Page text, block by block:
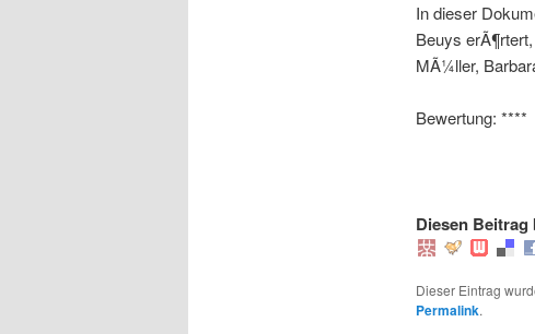
In dieser
Beuys
MÃ¼ller,
Bewertung: ****
Diesen
Dieser Eintrag
Permalink.